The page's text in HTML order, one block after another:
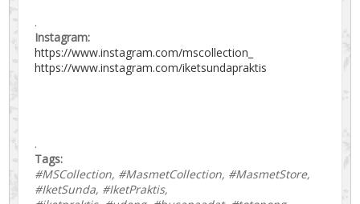
.
Instagram:
https://www.instagram.com/mscollection_
https://www.instagram.com/iketsundapraktis
.
Tags:
#MSCollection, #MasmetCollection, #MasmetStore,
#IketSunda, #IketPraktis,